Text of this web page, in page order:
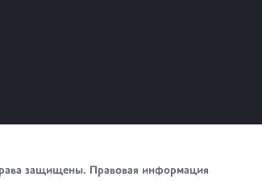
защищены. Правовая информация